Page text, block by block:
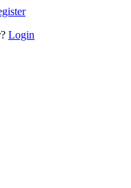
Login